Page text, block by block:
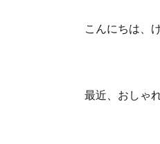
こんにちは、
最近、おしゃ